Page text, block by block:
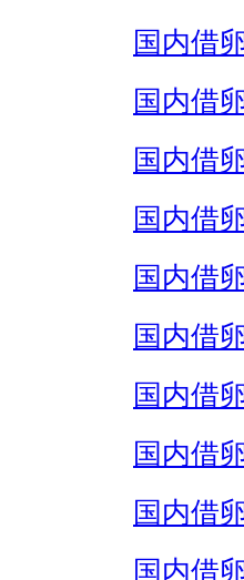
国内借
国内借
国内借
国内借
国内借
国内借
国内借
国内借
国内借
国内借